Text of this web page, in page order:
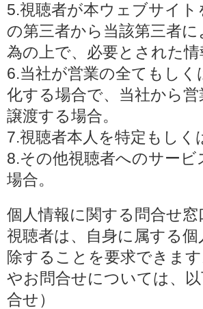
5.視聴者が本ウェブサイ
の第三者から当該第三者
為の上で、必要とされた
6.当社が営業の全てもし
化する場合で、当社から
譲渡する場合。
7.視聴者本人を特定もし
8.その他視聴者へのサー
場合。
個人情報に関する問合せ窓
視聴者は、自身に属する
除することを要求できま
やお問合せについては、
合せ）